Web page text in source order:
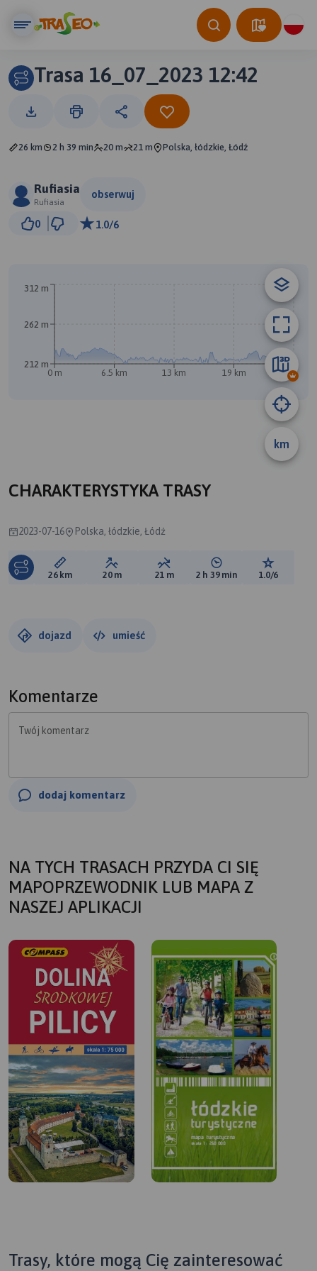
Trasa 16_07_2023 12:42
26 km 2 h 39 min 20 m 21 m Polska, łódzkie, Łódź
Rufiasia
Rufiasia
obserwuj
0 1.0/6
km
0 m 6.5 km 13 km 19 km 26 km
212 m
262 m
312 m
CHARAKTERYSTYKA TRASY
2023-07-16 Polska, łódzkie, Łódź
Długość trasy:
26 km Suma przewyższeń:
20 m Suma spadków:
21 m Średni czas potrzebny
2 h 39 min Ocena
1.0/6
dojazd umieść
Komentarze
Twój komentarz
dodaj komentarz
NA TYCH TRASACH PRZYDA CI SIĘ
MAPOPRZEWODNIK LUB MAPA Z
NASZEJ APLIKACJI
Trasy, które mogą Cię zainteresować